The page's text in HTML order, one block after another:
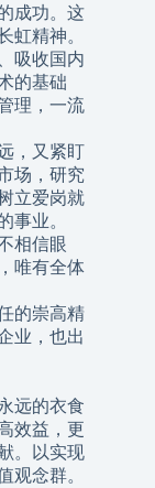
成功。这
虹精神。
吸收国内
的基础
理，一流
，又紧盯
场，研究
立爱岗就
事业。
相信眼
唯有全体
的崇高精
业，也出
远的衣食
效益，更
。以实现
观念群。